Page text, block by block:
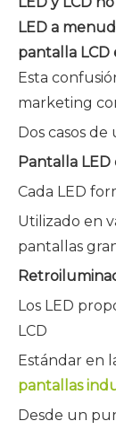
LED a
pantalla
Esta
marketing
Dos casos de
Pantalla LED
Cada LED
Utilizado en
pantallas
Los LED
LCD
Estándar en
pantallas
Desde un